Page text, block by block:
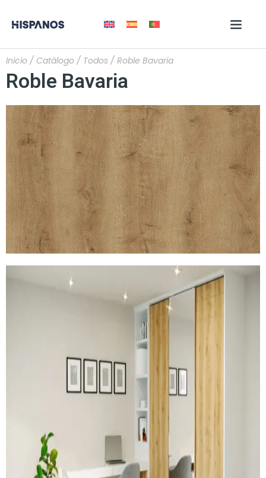
Inicio / Catálogo / Todos / Roble Bavaria
Roble Bavaria